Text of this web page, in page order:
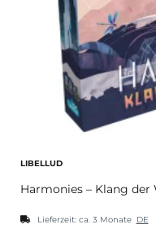
LIBELLUD
Harmonies – Klang
Lieferzeit: ca. 3 Monate DE